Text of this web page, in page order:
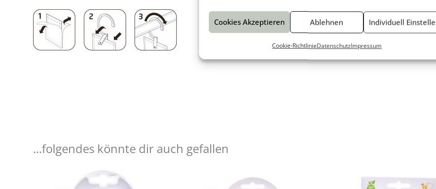
Cookies Akzeptieren Ablehnen Individuell
Cookie-RichtlinieDatenschutzImpressum
...folgendes könnte dir auch gefallen